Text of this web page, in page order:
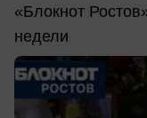
«Блокнот
недели